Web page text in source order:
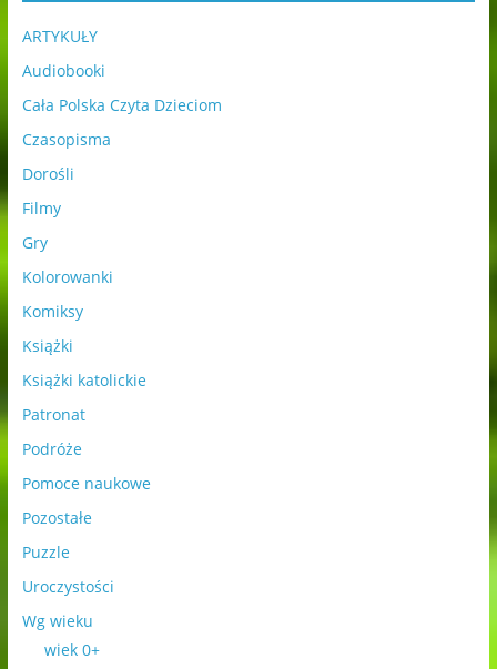
ARTYKUŁY
Audiobooki
Cała Polska Czyta Dzieciom
Czasopisma
Dorośli
Filmy
Gry
Kolorowanki
Komiksy
Książki
Książki katolickie
Patronat
Podróże
Pomoce naukowe
Pozostałe
Puzzle
Uroczystości
Wg wieku
wiek 0+